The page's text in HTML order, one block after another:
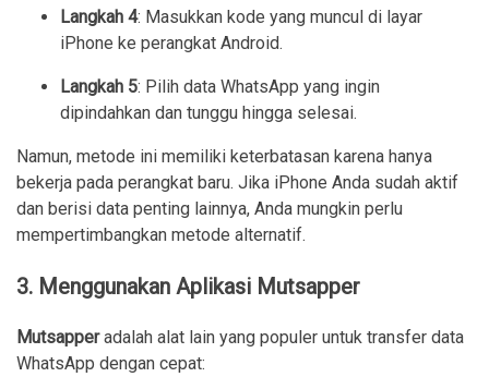
Langkah 4: Masukkan kode yang muncul di layar
iPhone ke perangkat Android.
Langkah 5: Pilih data WhatsApp yang ingin
dipindahkan dan tunggu hingga selesai.
Namun, metode ini memiliki keterbatasan karena hanya
bekerja pada perangkat baru. Jika iPhone Anda sudah aktif
dan berisi data penting lainnya, Anda mungkin perlu
mempertimbangkan metode alternatif.
3. Menggunakan Aplikasi Mutsapper
Mutsapperadalah alat lain yang populer untuk transfer data
WhatsApp dengan cepat: